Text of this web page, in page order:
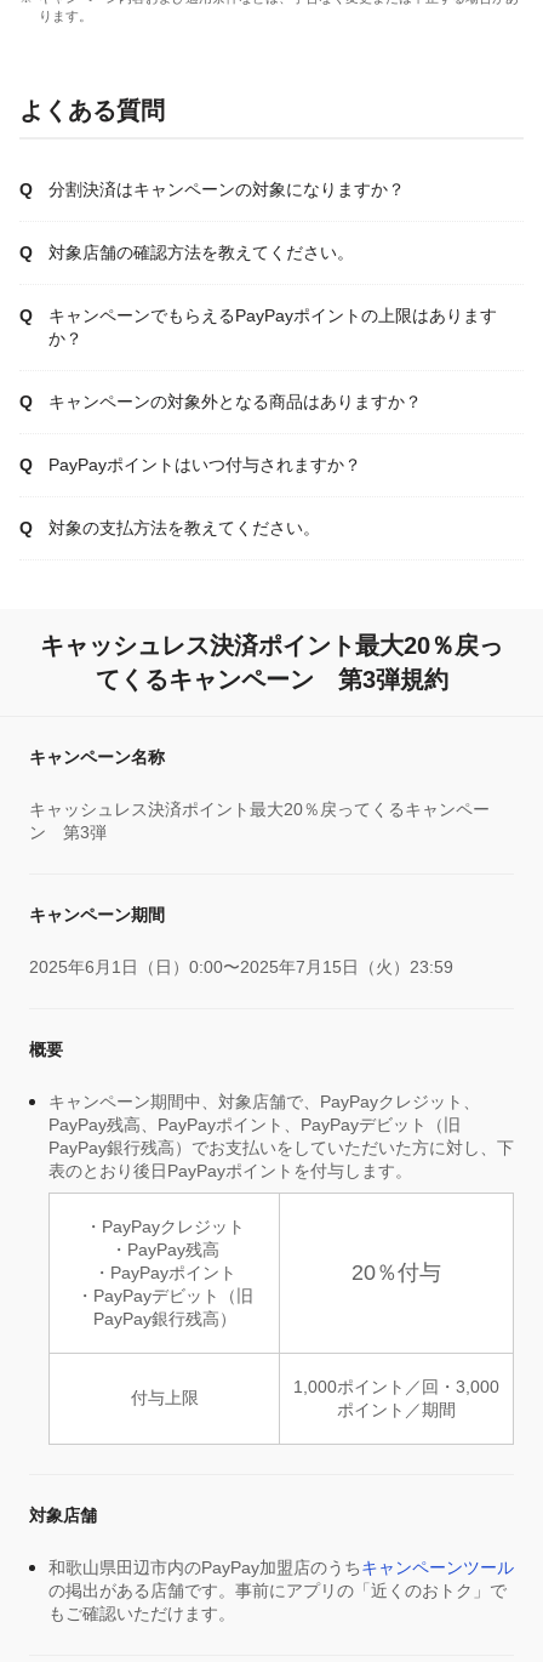
ります。
よくある質問
分割決済はキャンペーンの対象になりますか？
対象店舗の確認方法を教えてください。
キャンペーンでもらえるPayPayポイントの上限はあります
か？
キャンペーンの対象外となる商品はありますか？
PayPayポイントはいつ付与されますか？
対象の支払方法を教えてください。
キャッシュレス決済ポイント最大20％戻っ
てくるキャンペーン 第3弾規約
キャンペーン名称
キャッシュレス決済ポイント最大20％戻ってくるキャンペー
ン 第3弾
キャンペーン期間
2025年6月1日（日）0:00〜2025年7月15日（火）23:59
概要
キャンペーン期間中、対象店舗で、PayPayクレジット、
PayPay残高、PayPayポイント、PayPayデビット（旧
PayPay銀行残高）でお支払いをしていただいた方に対し、下
表のとおり後日PayPayポイントを付与します。
・PayPayクレジット
・PayPay残高
・PayPayポイント
・PayPayデビット（旧
PayPay銀行残高）
20％付与
付与上限
1,000ポイント／回・3,000
ポイント／期間
対象店舗
和歌山県田辺市内のPayPay加盟店のうちキャンペーンツール
の掲出がある店舗です。事前にアプリの「近くのおトク」で
もご確認いただけます。